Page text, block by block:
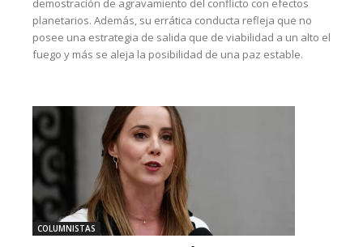
demostración de agravamiento del conflicto con efectos
planetarios. Además, su errática conducta refleja que no
posee una estrategia de salida que de viabilidad a un alto el
fuego y más se aleja la posibilidad de una paz estable.
COLUMNISTAS